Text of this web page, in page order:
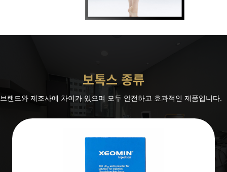
보톡스 종류
브랜드와 제조사에 차이가 있으며 모두 안전하고 효과적인 제품입니다.